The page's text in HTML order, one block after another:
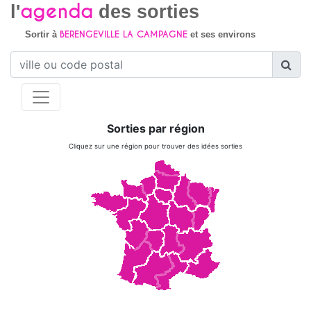
l'agenda des sorties
Sortir à BERENGEVILLE LA CAMPAGNEet ses environs
Sorties par région
Cliquez sur une région pour trouver des idées sorties